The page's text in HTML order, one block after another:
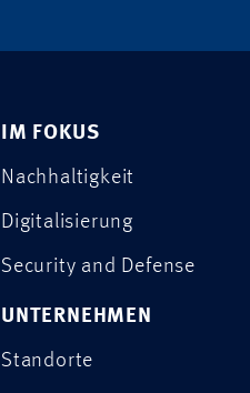
IM FOKUS
Nachhaltigkeit
Digitalisierung
Security and Defense
UNTERNEHMEN
Standorte